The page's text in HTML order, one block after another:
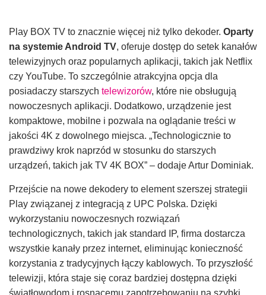
Play BOX TV to znacznie więcej niż tylko dekoder. Oparty
na systemie Android TV, oferuje dostęp do setek kanałów
telewizyjnych oraz popularnych aplikacji, takich jak Netflix
czy YouTube. To szczególnie atrakcyjna opcja dla
posiadaczy starszych telewizorów, które nie obsługują
nowoczesnych aplikacji. Dodatkowo, urządzenie jest
kompaktowe, mobilne i pozwala na oglądanie treści w
jakości 4K z dowolnego miejsca. „Technologicznie to
prawdziwy krok naprzód w stosunku do starszych
urządzeń, takich jak TV 4K BOX” – dodaje Artur Dominiak.
Przejście na nowe dekodery to element szerszej strategii
Play związanej z integracją z UPC Polska. Dzięki
wykorzystaniu nowoczesnych rozwiązań
technologicznych, takich jak standard IP, firma dostarcza
wszystkie kanały przez internet, eliminując konieczność
korzystania z tradycyjnych łączy kablowych. To przyszłość
telewizji, która staje się coraz bardziej dostępna dzięki